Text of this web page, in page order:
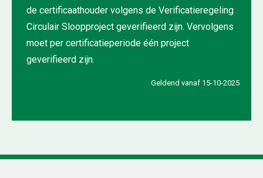
de certificaathouder volgens de Verificatieregeling
Circulair Sloopproject geverifieerd zijn. Vervolgens
moet per certificatieperiode één project
geverifieerd zijn.
Geldend vanaf 15-10-2025